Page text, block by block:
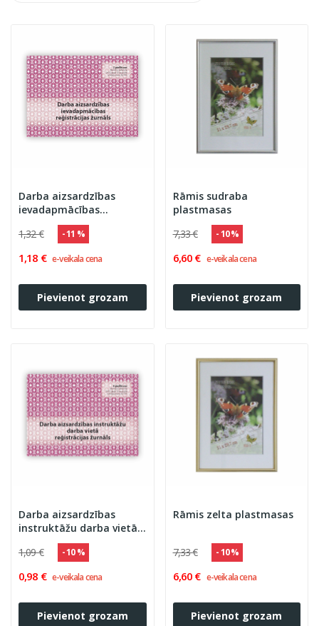
Darba aizsardzības
ievadapmācības
reģistrācijas žurnāls
1,32 € - 11 %
1,18 € e-veikala cena
Pievienot grozam
Rāmis sudraba
plastmasas
7,33 €
- 10 %
6,60 € e-veikala cena
Pievienot grozam
Darba aizsardzības
instruktāžu darba vietā
reģistrācijas žurnāls
1,09 € - 10 %
0,98 € e-veikala cena
Pievienot grozam
Rāmis zelta plastmasas
7,33 € - 10 %
6,60 € e-veikala cena
Pievienot grozam